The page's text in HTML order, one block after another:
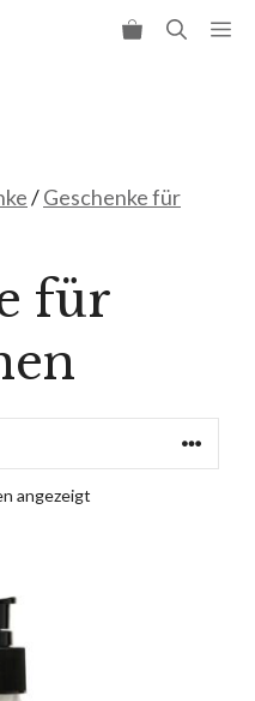
/Geschenke für
für
angezeigt